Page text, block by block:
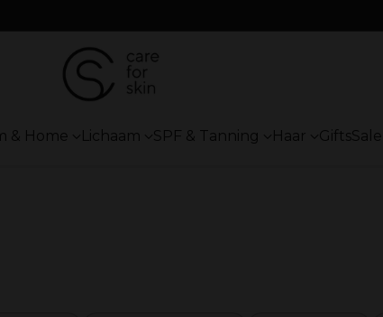
& Home Lichaam SPF & Tanning Haar GiftsSale